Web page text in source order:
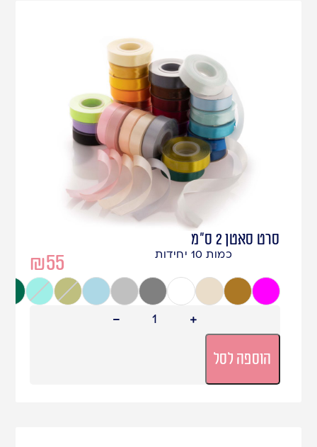
סרט סאטן 2 ס"מ
₪55 כמות 10 יחידות
ורוד פוקסיה
זהב חוםשמנת לבן אפור כסף תכלת ירוק זיתטורקיז ירוק
הוספה לסל